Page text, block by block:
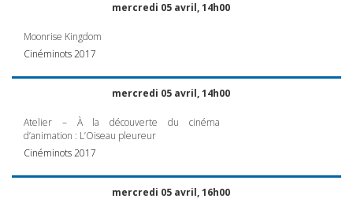
mercredi 05 avril, 14h00
Moonrise Kingdom
Cinéminots 2017
mercredi 05 avril, 14h00
Atelier – À la découverte du cinéma
d’animation : L’Oiseau pleureur
Cinéminots 2017
mercredi 05 avril, 16h00